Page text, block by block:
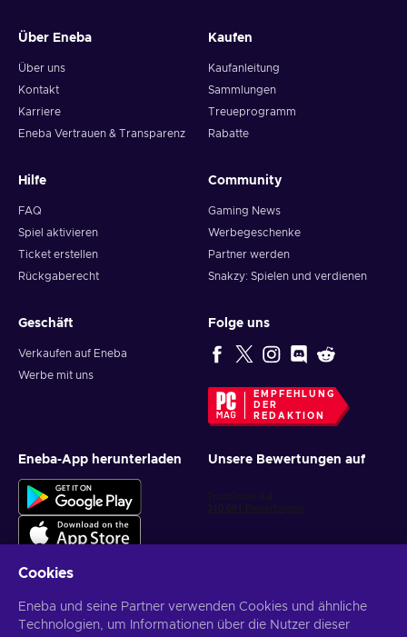
Über Eneba
Über uns
Kontakt
Karriere
Eneba Vertrauen & Transparenz
Kaufen
Kaufanleitung
Sammlungen
Treueprogramm
Rabatte
Hilfe
FAQ
Spiel aktivieren
Ticket erstellen
Rückgaberecht
Community
Gaming News
Werbegeschenke
Partner werden
Snakzy: Spielen und verdienen
Geschäft
Verkaufen auf Eneba
Werbe mit uns
Folge uns
EMPFEHLUNG
DER
REDAKTION
Eneba-App herunterladen Unsere Bewertungen auf
Personalisierte Spielangebote erhalten
Cookies
Eneba und seine Partner verwenden Cookies und ähnliche
Technologien, um Informationen über die Nutzer dieser